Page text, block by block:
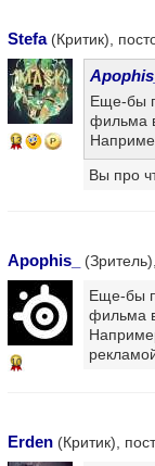
Stefa(Критик),
13
Apophis_
Еще-бы
фильма
Вы про
Apophis_
10
Еще-бы
фильма
Erden (Критик),